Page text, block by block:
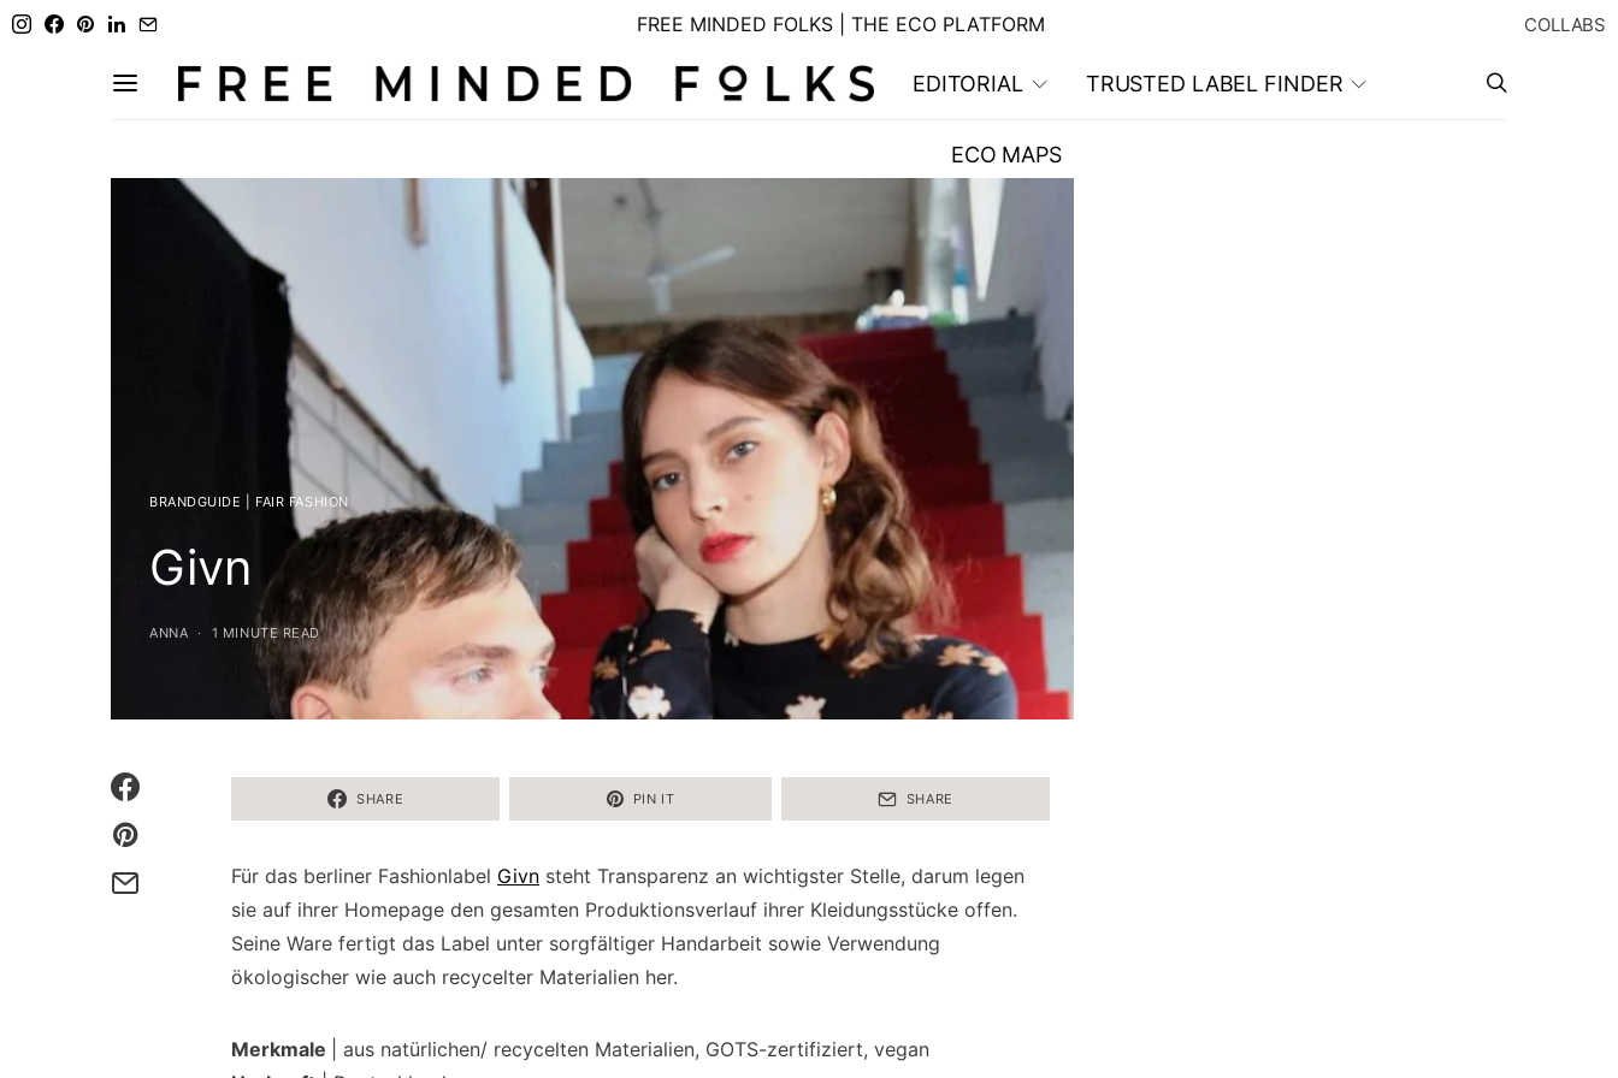
FREE MINDED FOLKS | THE ECO PLATFORM COLLABS
EDITORIAL TRUSTED LABEL FINDER
ECO MAPS
BRANDGUIDE | FAIR FASHION
Givn
ANNA 1 MINUTE READ
SHARE PIN IT SHARE
Für das berliner Fashionlabel Givn steht Transparenz an wichtigster Stelle, darum legen
sie auf ihrer Homepage den gesamten Produktionsverlauf ihrer Kleidungsstücke offen.
Seine Ware fertigt das Label unter sorgfältiger Handarbeit sowie Verwendung
ökologischer wie auch recycelter Materialien her.
Merkmale
| aus natürlichen/ recycelten Materialien, GOTS-zertifiziert, vegan